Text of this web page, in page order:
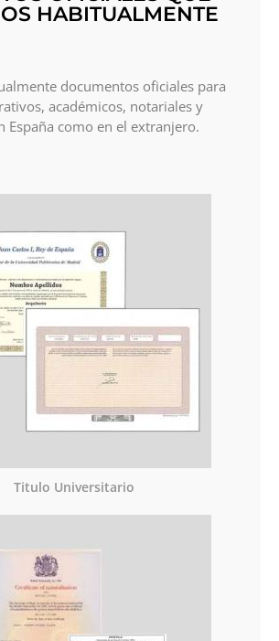
HABITUALMENTE
documentos oficiales para
académicos, notariales y
España como en el extranjero.
Titulo Universitario